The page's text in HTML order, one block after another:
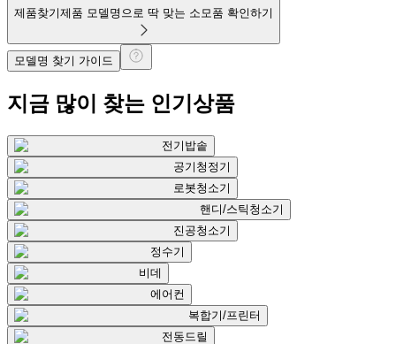
제품찾기제품 모델명으로 딱 맞는 소모품 확인하기
모델명 찾기 가이드
지금 많이 찾는 인기상품
전기밥솥
공기청정기
로봇청소기
핸디/스틱청소기
진공청소기
정수기
비데
에어컨
복합기/프린터
전동드릴